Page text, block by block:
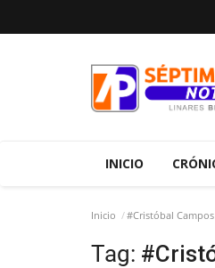
INICIO
Inicio #Cristóbal Campos
Tag: